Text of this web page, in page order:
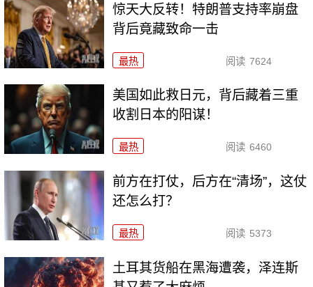
惊天大反转！特朗普支持率崩盘
背后竟藏致命一击
最热 阅读 7624
美国如此救日元，背后藏着三重
收割日本的阳谋！
最热 阅读 6460
前方在打仗，后方在“清场”，这仗
还怎么打？
最热 阅读 5373
土耳其货船在黑海遭袭，泽连斯